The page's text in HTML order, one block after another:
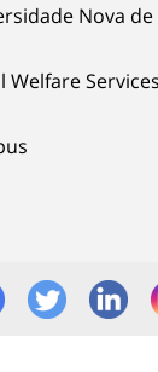
Nova de
Welfare Services